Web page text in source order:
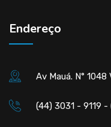
Endereço
Av Mauá. N°
(44) 3031 - 9119